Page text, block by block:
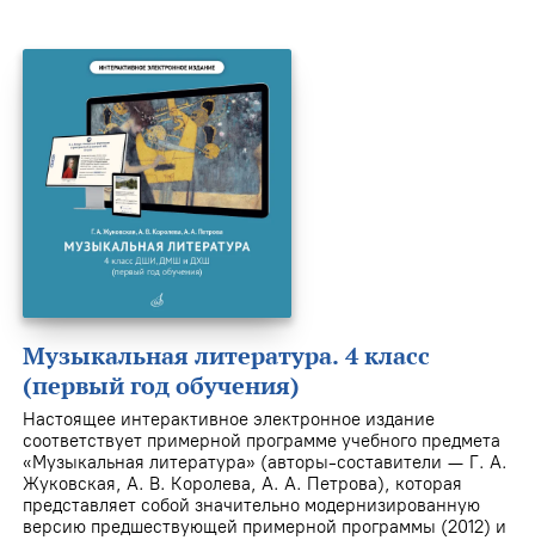
Музыкальная литература. 4 класс
(первый год обучения)
Настоящее интерактивное электронное издание
соответствует примерной программе учебного предмета
«Музыкальная литература» (авторы-составители — Г. А.
Жуковская, А. В. Королева, А. А. Петрова), которая
представляет собой значительно модернизированную
версию предшествующей примерной программы (2012) и